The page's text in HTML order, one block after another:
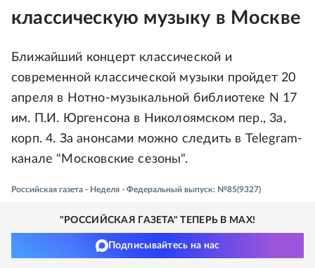
классическую музыку в Москве
Ближайший концерт классической и
современной классической музыки пройдет 20
апреля в Нотно-музыкальной библиотеке N 17
им. П.И. Юргенсона в Николоямском пер., 3а,
корп. 4. За анонсами можно следить в Telegram-
канале "Московские сезоны".
Российская газета - Неделя - Федеральный выпуск: №85(9327)
"РОССИЙСКАЯ ГАЗЕТА" ТЕПЕРЬ В MAX!
Подписывайтесь на нас